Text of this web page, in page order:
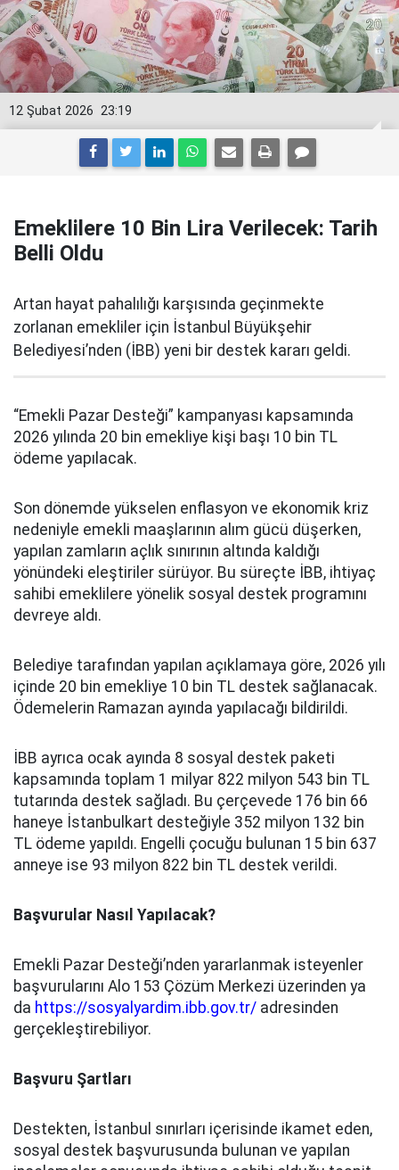
23:19
12 Şubat 2026
Emeklilere 10 Bin Lira Verilecek: Tarih
Belli Oldu
Artan hayat pahalılığı karşısında geçinmekte
zorlanan emekliler için İstanbul Büyükşehir
Belediyesi’nden (İBB) yeni bir destek kararı geldi.
“Emekli Pazar Desteği” kampanyası kapsamında
2026 yılında 20 bin emekliye kişi başı 10 bin TL
ödeme yapılacak.
Son dönemde yükselen enflasyon ve ekonomik kriz
nedeniyle emekli maaşlarının alım gücü düşerken,
yapılan zamların açlık sınırının altında kaldığı
yönündeki eleştiriler sürüyor. Bu süreçte İBB, ihtiyaç
sahibi emeklilere yönelik sosyal destek programını
devreye aldı.
Belediye tarafından yapılan açıklamaya göre, 2026 yılı
içinde 20 bin emekliye 10 bin TL destek sağlanacak.
Ödemelerin Ramazan ayında yapılacağı bildirildi.
İBB ayrıca ocak ayında 8 sosyal destek paketi
kapsamında toplam 1 milyar 822 milyon 543 bin TL
tutarında destek sağladı. Bu çerçevede 176 bin 66
haneye İstanbulkart desteğiyle 352 milyon 132 bin
TL ödeme yapıldı. Engelli çocuğu bulunan 15 bin 637
anneye ise 93 milyon 822 bin TL destek verildi.
Başvurular Nasıl Yapılacak?
Emekli Pazar Desteği’nden yararlanmak isteyenler
başvurularını Alo 153 Çözüm Merkezi üzerinden ya
da https://sosyalyardim.ibb.gov.tr/ adresinden
gerçekleştirebiliyor.
Başvuru Şartları
Destekten, İstanbul sınırları içerisinde ikamet eden,
sosyal destek başvurusunda bulunan ve yapılan